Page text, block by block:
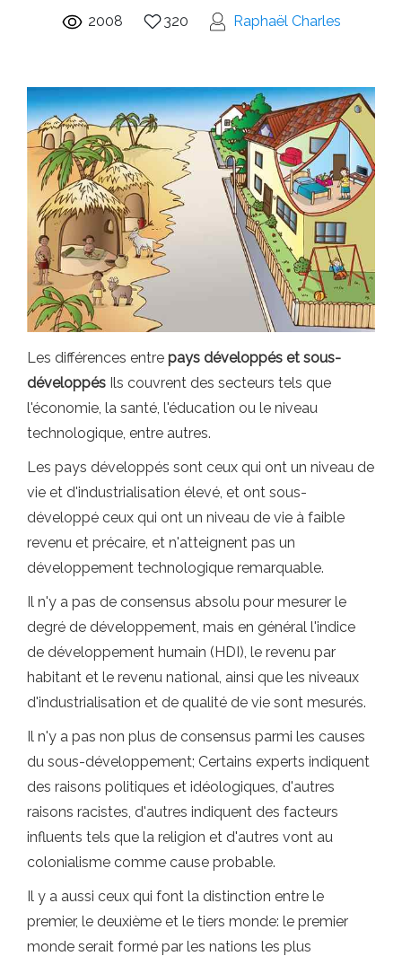
2008 320 Raphaël Charles
Les différences entre pays développés et sous-
développés Ils couvrent des secteurs tels que
l'économie, la santé, l'éducation ou le niveau
technologique, entre autres.
Les pays développés sont ceux qui ont un niveau de
vie et d'industrialisation élevé, et ont sous-
développé ceux qui ont un niveau de vie à faible
revenu et précaire, et n'atteignent pas un
développement technologique remarquable.
Il n'y a pas de consensus absolu pour mesurer le
degré de développement, mais en général l'indice
de développement humain (HDI), le revenu par
habitant et le revenu national, ainsi que les niveaux
d'industrialisation et de qualité de vie sont mesurés.
Il n'y a pas non plus de consensus parmi les causes
du sous-développement; Certains experts indiquent
des raisons politiques et idéologiques, d'autres
raisons racistes, d'autres indiquent des facteurs
influents tels que la religion et d'autres vont au
colonialisme comme cause probable.
Il y a aussi ceux qui font la distinction entre le
premier, le deuxième et le tiers monde: le premier
monde serait formé par les nations les plus